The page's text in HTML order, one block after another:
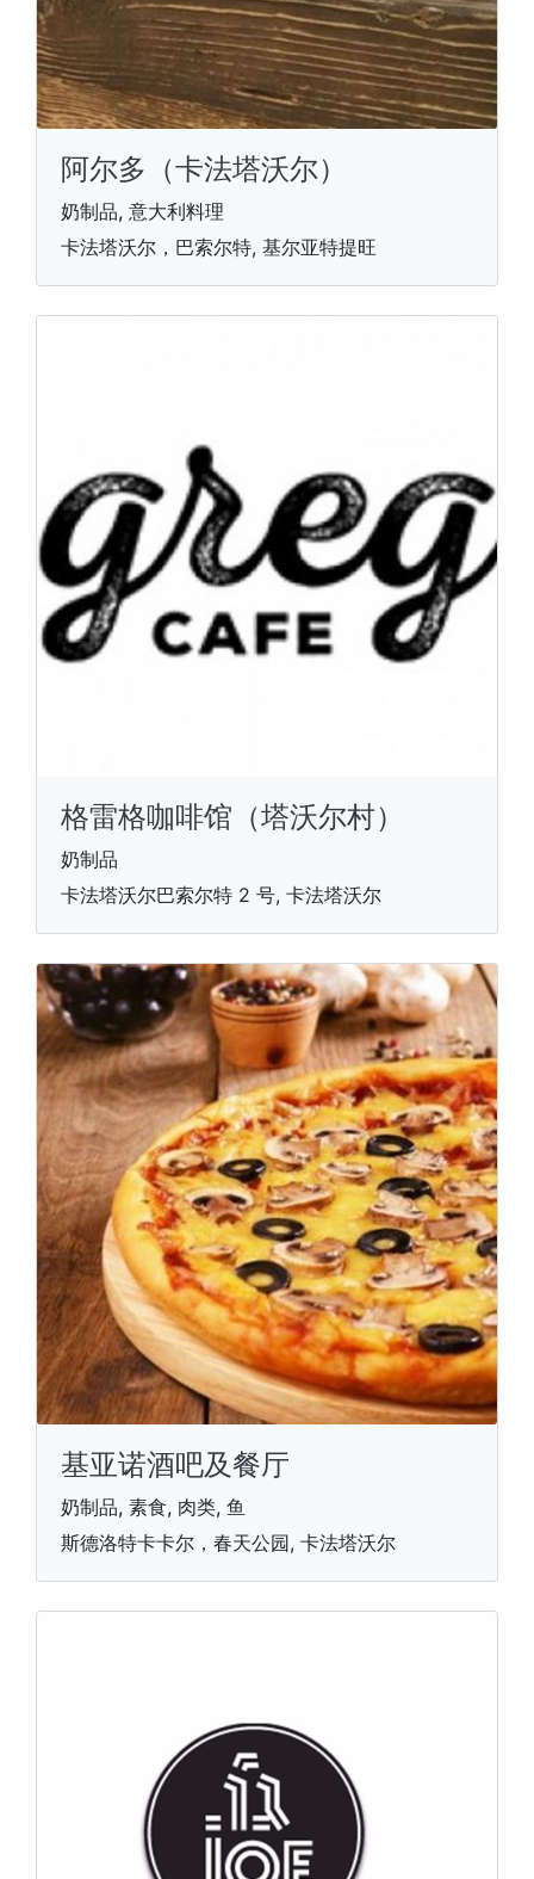
阿尔多（卡法塔沃尔）
奶制品, 意大利料理
卡法塔沃尔，巴索尔特, 基尔亚特提旺
格雷格咖啡馆（塔沃尔村）
奶制品
卡法塔沃尔巴索尔特 2 号, 卡法塔沃尔
基亚诺酒吧及餐厅
奶制品, 素食, 肉类, 鱼
斯德洛特卡卡尔，春天公园, 卡法塔沃尔